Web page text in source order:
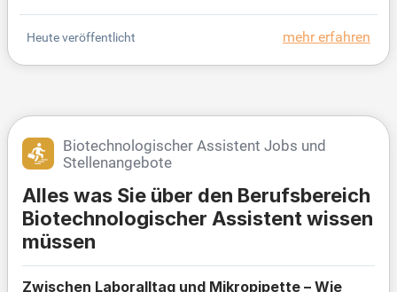
kreatives, interdisziplinäres Team mit flachen Hiera
rchien und einem flexiblen Arbeitszeitmodell. Enga
en Unternehmenskultur und nutzen Sie die Chance
zur persönlichen Weiterentwicklung!
mehr erfahren
Heute veröffentlicht
Biotechnologischer Assistent Jobs und
Stellenangebote
Alles was Sie über den Berufsbereich
Biotechnologischer Assistent wissen
müssen
Zwischen Laboralltag und Mikropipette – Wie